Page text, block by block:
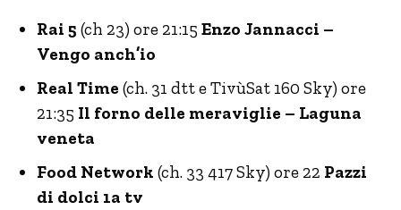
Rai 5 (ch 23) ore 21:15 Enzo Jannacci –
Vengo anch’io
Real Time (ch. 31 dtt e TivùSat 160 Sky) ore
21:35 Il forno delle meraviglie – Laguna
veneta
Food Network (ch. 33 417 Sky) ore 22 Pazzi
di dolci 1a tv